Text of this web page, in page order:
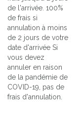
de l'arrivée. 100%
de frais si
annulation à moins
de 2 jours de votre
date d'arrivée Si
vous devez
annuler en raison
de la pandémie de
COVID-19, pas de
frais d'annulation.